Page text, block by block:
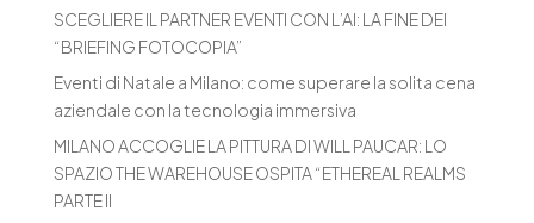
SCEGLIERE IL PARTNER EVENTI CON L’AI: LA FINE DEI
“BRIEFING FOTOCOPIA”
Eventi di Natale a Milano: come superare la solita cena
aziendale con la tecnologia immersiva
MILANO ACCOGLIE LA PITTURA DI WILL PAUCAR: LO
SPAZIO THE WAREHOUSE OSPITA “ETHEREAL REALMS
PARTE II